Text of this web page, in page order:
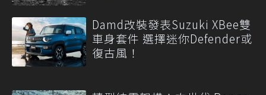
Damd改裝發表Suzuki XBee雙
車身套件 選擇迷你Defender或
復古風！